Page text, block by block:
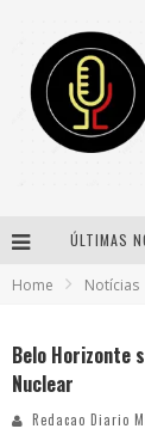
ÚLTIMAS
Home Notícias
Belo Horizonte
Nuclear
Redacao Diario